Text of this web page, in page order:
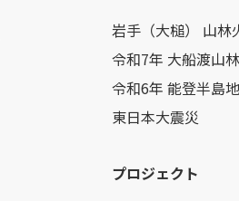
岩手（大槌） 山林
令和7年 大船渡山
令和6年 能登半島
東日本大震災
プロジェクト